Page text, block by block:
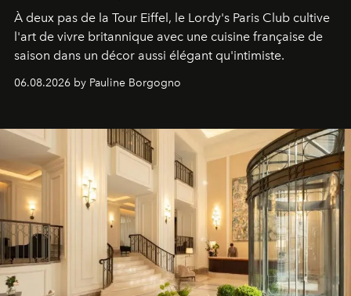
À deux pas de la Tour Eiffel, le Lordy's Paris Club cultive
l'art de vivre britannique avec une cuisine française de
saison dans un décor aussi élégant qu'intimiste.
06.08.2026 by Pauline Borgogno